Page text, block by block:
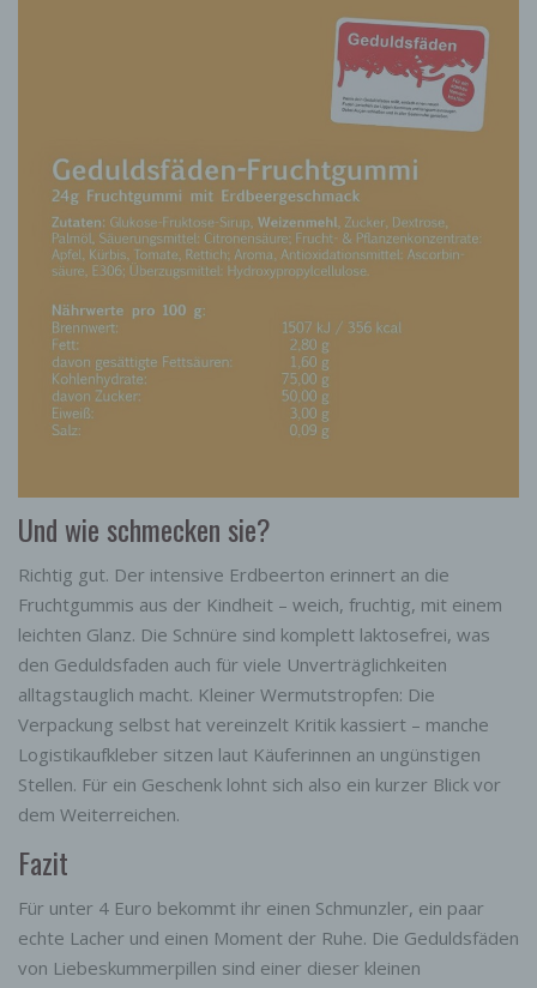
Und wie schmecken sie?
Richtig gut. Der intensive Erdbeerton erinnert an die
Fruchtgummis aus der Kindheit – weich, fruchtig, mit einem
leichten Glanz. Die Schnüre sind komplett laktosefrei, was
den Geduldsfaden auch für viele Unverträglichkeiten
alltagstauglich macht. Kleiner Wermutstropfen: Die
Verpackung selbst hat vereinzelt Kritik kassiert – manche
Logistikaufkleber sitzen laut Käuferinnen an ungünstigen
Stellen. Für ein Geschenk lohnt sich also ein kurzer Blick vor
dem Weiterreichen.
Fazit
Für unter 4 Euro bekommt ihr einen Schmunzler, ein paar
echte Lacher und einen Moment der Ruhe. Die Geduldsfäden
von Liebeskummerpillen sind einer dieser kleinen